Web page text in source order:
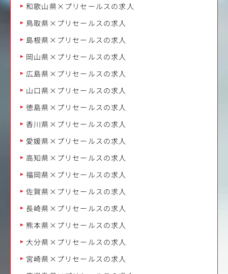
和歌山県×プリセールスの求人
鳥取県×プリセールスの求人
島根県×プリセールスの求人
岡山県×プリセールスの求人
広島県×プリセールスの求人
山口県×プリセールスの求人
徳島県×プリセールスの求人
香川県×プリセールスの求人
愛媛県×プリセールスの求人
高知県×プリセールスの求人
福岡県×プリセールスの求人
佐賀県×プリセールスの求人
長崎県×プリセールスの求人
熊本県×プリセールスの求人
大分県×プリセールスの求人
宮崎県×プリセールスの求人